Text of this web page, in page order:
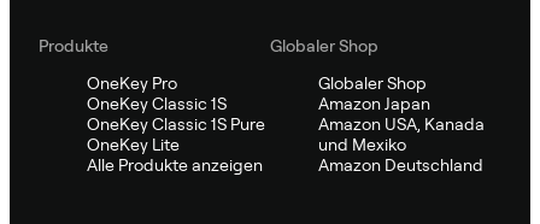
Produkte
OneKey Pro
OneKey Classic 1S
OneKey Classic 1S Pure
OneKey Lite
Alle Produkte anzeigen
Globaler Shop
Globaler Shop
Amazon Japan
Amazon USA, Kanada
und Mexiko
Amazon Deutschland